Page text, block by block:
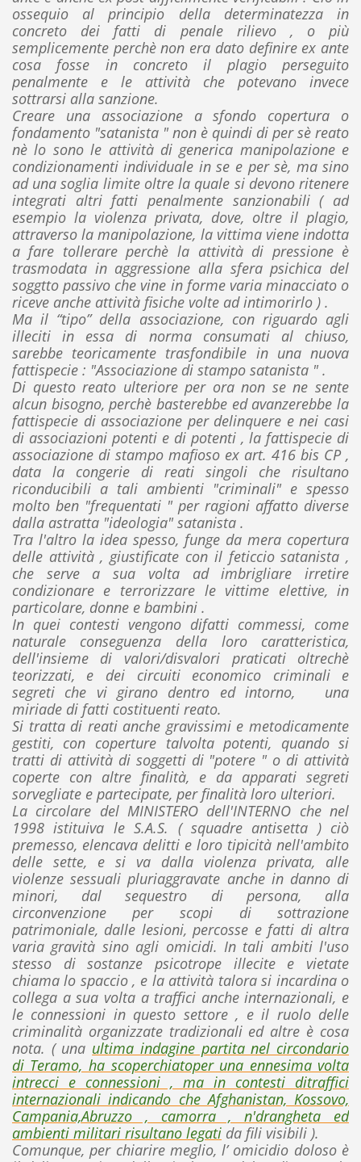
ossequio al principio della determinatezza in
concreto dei fatti di penale rilievo , o più
semplicemente perchè non era dato definire ex ante
cosa fosse in concreto il plagio perseguito
penalmente e le attività che potevano invece
sottrarsi alla sanzione.
Creare una associazione a sfondo copertura o
fondamento "satanista " non è quindi di per sè reato
nè lo sono le attività di generica manipolazione e
condizionamenti individuale in se e per sè, ma sino
ad una soglia limite oltre la quale si devono ritenere
integrati altri fatti penalmente sanzionabili ( ad
esempio la violenza privata, dove, oltre il plagio,
attraverso la manipolazione, la vittima viene indotta
a fare tollerare perchè la attività di pressione è
trasmodata in aggressione alla sfera psichica del
soggtto passivo che vine in forme varia minacciato o
riceve anche attività fisiche volte ad intimorirlo ) .
Ma il “tipo” della associazione, con riguardo agli
illeciti in essa di norma consumati al chiuso,
sarebbe teoricamente trasfondibile in una nuova
fattispecie : "Associazione di stampo satanista " .
Di questo reato ulteriore per ora non se ne sente
alcun bisogno, perchè basterebbe ed avanzerebbe la
fattispecie di associazione per delinquere e nei casi
di associazioni potenti e di potenti , la fattispecie di
associazione di stampo mafioso ex art. 416 bis CP ,
data la congerie di reati singoli che risultano
riconducibili a tali ambienti "criminali" e spesso
molto ben "frequentati " per ragioni affatto diverse
dalla astratta "ideologia" satanista .
Tra l'altro la idea spesso, funge da mera copertura
delle attività , giustificate con il feticcio satanista ,
che serve a sua volta ad imbrigliare irretire
condizionare e terrorizzare le vittime elettive, in
particolare, donne e bambini .
In quei contesti vengono difatti commessi, come
naturale conseguenza della loro caratteristica,
dell'insieme di valori/disvalori praticati oltrechè
teorizzati, e dei circuiti economico criminali e
segreti che vi girano dentro ed intorno, una
miriade di fatti costituenti reato.
Si tratta di reati anche gravissimi e metodicamente
gestiti, con coperture talvolta potenti, quando si
tratti di attività di soggetti di "potere " o di attività
coperte con altre finalità, e da apparati segreti
sorvegliate e partecipate, per finalità loro ulteriori.
La circolare del MINISTERO dell'INTERNO che nel
1998 istituiva le S.A.S. ( squadre antisetta ) ciò
premesso, elencava delitti e loro tipicità nell'ambito
delle sette, e si va dalla violenza privata, alle
violenze sessuali pluriaggravate anche in danno di
minori, dal sequestro di persona, alla
circonvenzione per scopi di sottrazione
patrimoniale, dalle lesioni, percosse e fatti di altra
varia gravità sino agli omicidi. In tali ambiti l'uso
stesso di sostanze psicotrope illecite e vietate
chiama lo spaccio , e la attività talora si incardina o
collega a sua volta a traffici anche internazionali, e
le connessioni in questo settore , e il ruolo delle
criminalità organizzate tradizionali ed altre è cosa
nota. ( una ultima indagine partita nel circondario
di Teramo, ha scoperchiatoper una ennesima volta
intrecci e connessioni , ma in contesti ditraffici
internazionali indicando che Afghanistan, Kossovo,
Campania,Abruzzo , camorra , n'drangheta ed
ambienti militari risultano legatida fili visibili ).
Comunque, per chiarire meglio, l’ omicidio doloso è